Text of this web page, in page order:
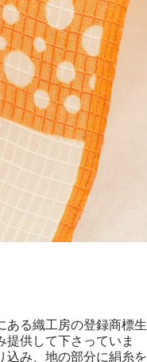
ある織工房の登録商標生
提供して下さっていま
込み、地の部分に絹糸を